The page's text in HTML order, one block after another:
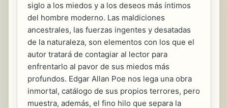
siglo a los miedos y a los deseos más íntimos
del hombre moderno. Las maldiciones
ancestrales, las fuerzas ingentes y desatadas
de la naturaleza, son elementos con los que el
autor tratará de contagiar al lector para
enfrentarlo al pavor de sus miedos más
profundos. Edgar Allan Poe nos lega una obra
inmortal, catálogo de sus propios terrores, pero
muestra, además, el fino hilo que separa la